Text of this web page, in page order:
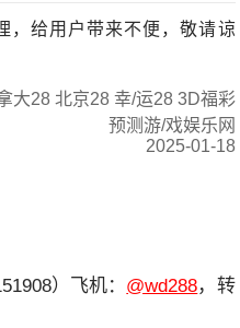
，给用户带来不便，敬请谅
大28 北京28 幸/运28 3D福彩
预测游/戏娱乐网
2025-01-18
）飞机： @wd288，转